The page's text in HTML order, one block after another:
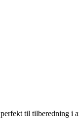
til tilberedning i